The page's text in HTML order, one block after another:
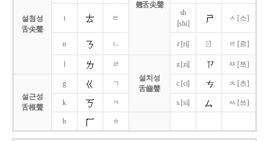
翹舌尖聲
설첨성
舌尖聲
t ㅌ
sh
[shi]
ㅅ [스]
n ㄴ r [ri] ㄖ ㄹ [르]
l
ㄹ
설치성
舌齒聲
z [zi] ㅉ [쯔]
설근성
舌根聲
g ㄱ c [ci] ㅊ [츠]
k ㅋ s [si] ㅆ [쓰]
h ㅎ